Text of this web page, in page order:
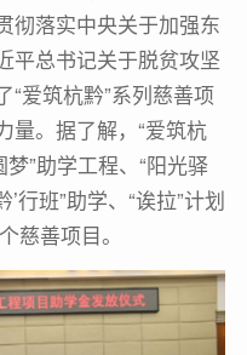
彻落实中央关于加强东
平总书记关于脱贫攻坚
“爱筑杭黔”系列慈善项
量。据了解，“爱筑杭
”助学工程、“阳光驿
行班”助学、“诶拉”计划
慈善项目。